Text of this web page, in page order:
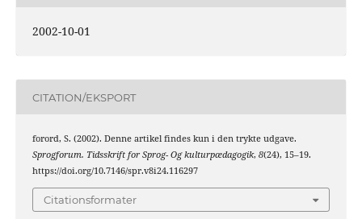
2002-10-01
CITATION/EKSPORT
forord, S. (2002). Denne artikel findes kun i den trykte udgave.
Sprogforum. Tidsskrift for Sprog- Og kulturpædagogik, 8(24), 15–19.
https://doi.org/10.7146/spr.v8i24.116297
Citationsformater